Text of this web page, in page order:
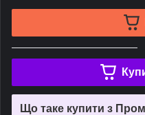
Що таке купити з